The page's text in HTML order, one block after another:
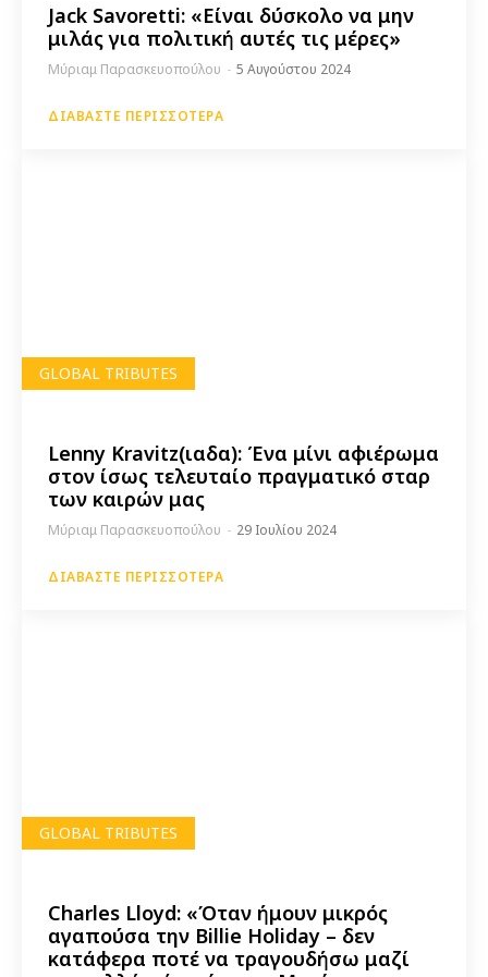
Jack Savoretti: «Είναι δύσκολο να μην
μιλάς για πολιτική αυτές τις μέρες»
Μύριαμ Παρασκευοπούλου - 5 Αυγούστου 2024
ΔΙΑΒΆΣΤΕ ΠΕΡΙΣΣΌΤΕΡΑ
GLOBAL TRIBUTES
Lenny Kravitz(ιαδα): Ένα μίνι αφιέρωμα
στον ίσως τελευταίο πραγματικό σταρ
των καιρών μας
Μύριαμ Παρασκευοπούλου - 29 Ιουλίου 2024
ΔΙΑΒΆΣΤΕ ΠΕΡΙΣΣΌΤΕΡΑ
GLOBAL TRIBUTES
Charles Lloyd: «Όταν ήμουν μικρός
αγαπούσα την Billie Holiday – δεν
κατάφερα ποτέ να τραγουδήσω μαζί